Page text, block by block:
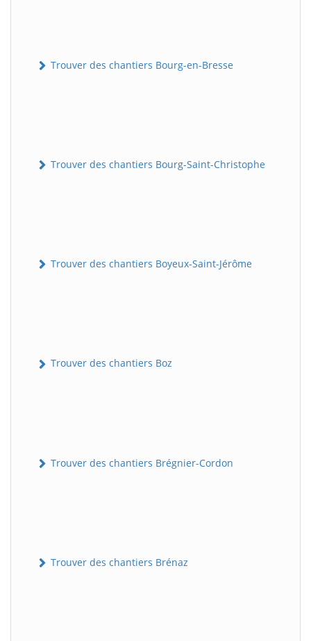
Trouver des chantiers Bourg-en-Bresse
Trouver des chantiers Bourg-Saint-Christophe
Trouver des chantiers Boyeux-Saint-Jérôme
Trouver des chantiers Boz
Trouver des chantiers Brégnier-Cordon
Trouver des chantiers Brénaz